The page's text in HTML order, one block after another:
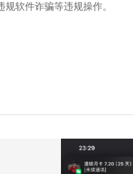
软件诈骗等违规操作。